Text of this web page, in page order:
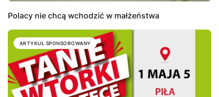
Polacy nie chcą wchodzić w małżeństwa
ARTYKUŁ SPONSOROWANY